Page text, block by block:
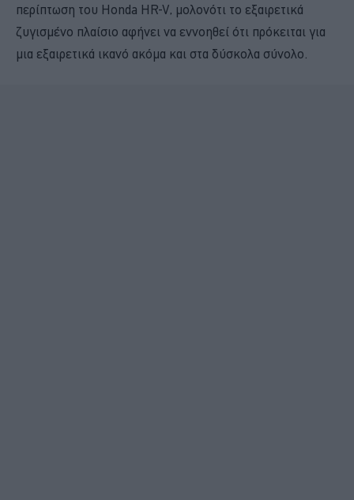
περίπτωση του Honda HR-V, μολονότι το εξαιρετικά
ζυγισμένο πλαίσιο αφήνει να εννοηθεί ότι πρόκειται για
μια εξαιρετικά ικανό ακόμα και στα δύσκολα σύνολο.